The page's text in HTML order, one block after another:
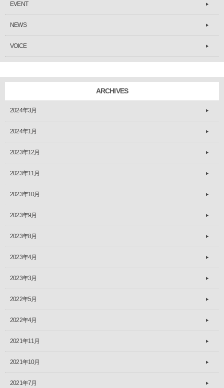
EVENT
NEWS
VOICE
ARCHIVES
2024年3月
2024年1月
2023年12月
2023年11月
2023年10月
2023年9月
2023年8月
2023年4月
2023年3月
2022年5月
2022年4月
2021年11月
2021年10月
2021年7月